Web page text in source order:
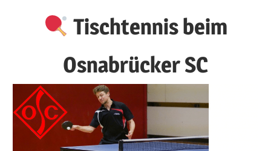
Tischtennis beim
Osnabrücker SC